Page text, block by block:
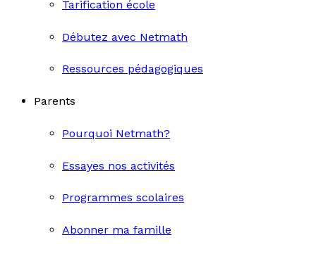
Tarification école
Débutez avec Netmath
Ressources pédagogiques
Parents
Pourquoi Netmath?
Essayes nos activités
Programmes scolaires
Abonner ma famille